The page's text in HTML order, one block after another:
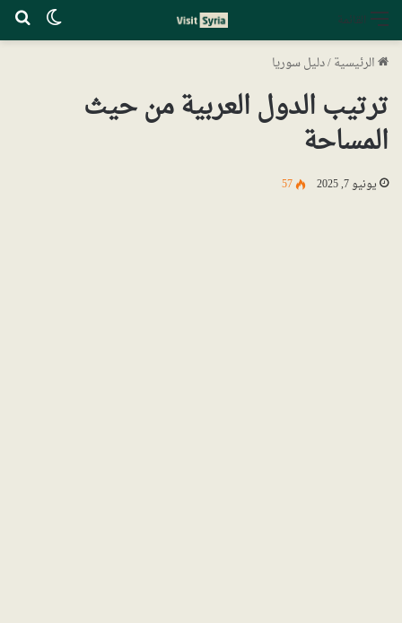
القائمة
الرئيسية/دليل سوريا
ترتيب الدول العربية من حيث
المساحة
يونيو 7, 2025 57